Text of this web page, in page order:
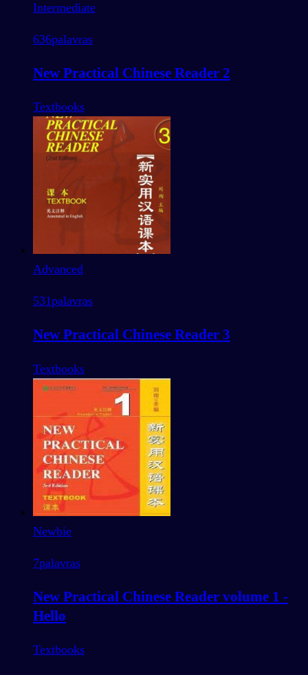
Intermediate
636palavras
New Practical Chinese Reader 2
Textbooks
Advanced
531palavras
New Practical Chinese Reader 3
Textbooks
Newbie
7palavras
New Practical Chinese Reader volume 1 -
Hello
Textbooks